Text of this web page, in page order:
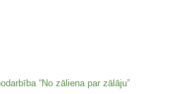
“No zāliena par zālāju”